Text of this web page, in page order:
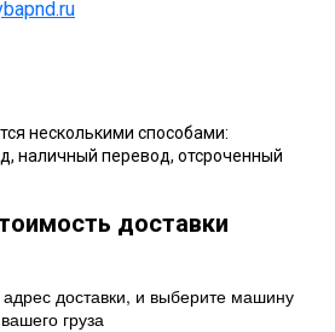
несколькими способами:
наличный перевод, отсроченный
доставки
доставки, и выберите машину
груза